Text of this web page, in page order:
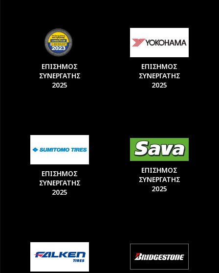
ΕΠΙΣΗΜΟΣ
ΣΥΝΕΡΓΑΤΗΣ
2025
ΕΠΙΣΗΜΟΣ
ΣΥΝΕΡΓΑΤΗΣ
2025
ΕΠΙΣΗΜΟΣ
ΣΥΝΕΡΓΑΤΗΣ
2025
ΕΠΙΣΗΜΟΣ
ΣΥΝΕΡΓΑΤΗΣ
2025